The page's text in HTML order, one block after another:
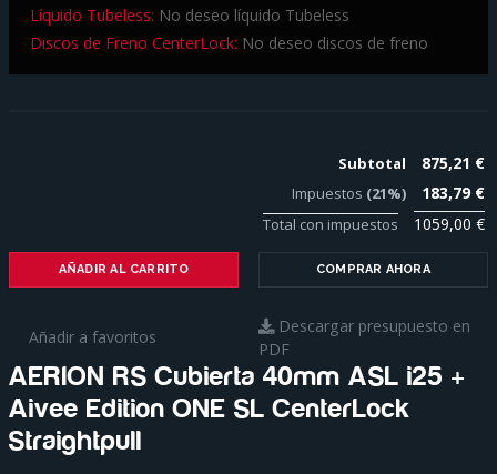
Líquido Tubeless: No deseo líquido Tubeless
Discos de Freno CenterLock: No deseo discos de freno
Subtotal 875,21 €
Impuestos (21%) 183,79 €
Total con impuestos 1059,00 €
AÑADIR AL CARRITO COMPRAR AHORA
Añadir a favoritos
Descargar presupuesto en
PDF
AERION RS Cubierta 40mm ASL i25 +
Aivee Edition ONE SL CenterLock
Straightpull